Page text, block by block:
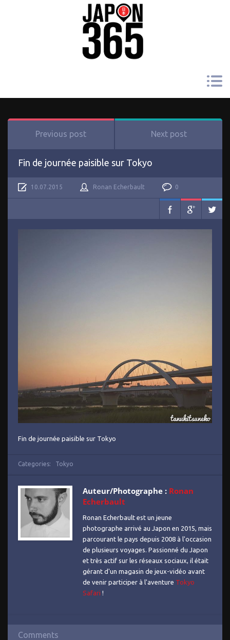
Previous post Next post
Fin de journée paisible sur Tokyo
10.07.2015 Ronan Echerbault 0
Fin de journée paisible sur Tokyo
Categories: Tokyo
Auteur/Photographe : Ronan
Echerbault
Ronan Echerbault est un jeune
photographe arrivé au Japon en 2015, mais
parcourant le pays depuis 2008 à l'occasion
de plusieurs voyages. Passionné du Japon
et très actif sur les réseaux sociaux, il était
gérant d'un magasin de jeux-vidéo avant
de venir participer à l'aventure Tokyo
Safari !
Comments